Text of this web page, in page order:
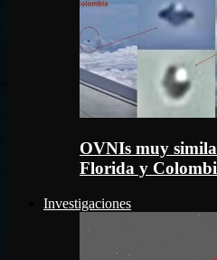
OVNIs muy
Florida y
Investigaciones